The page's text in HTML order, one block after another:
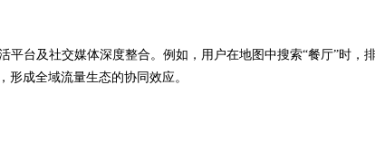
台及社交媒体深度整合。例如，用户在地图中搜索“餐厅”时，
成全域流量生态的协同效应。